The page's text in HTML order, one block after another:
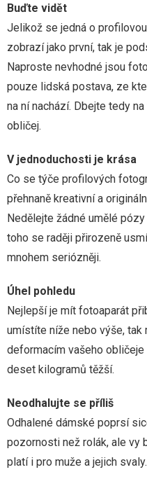
Buďte vidět
Jelikož se jedná o
zobrazí jako první, tak je
Naproste nevhodné jsou
pouze lidská postava, ze
na ní nachází. Dbejte tedy
obličej.
V jednoduchosti je krása
Co se týče profilových
přehnaně kreativní a
Nedělejte žádné umělé
toho se raději přirozeně
mnohem seriózněji.
Úhel pohledu
Nejlepší je mít fotoaparát
umístíte níže nebo výše,
deformacím vašeho
deset kilogramů těžší.
Neodhalujte se příliš
Odhalené dámské poprsí
pozornosti než rolák, ale vy
platí i pro muže a jejich svaly.